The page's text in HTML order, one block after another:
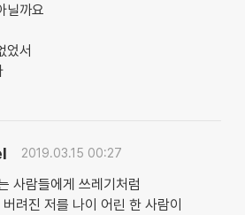
닐까요
었서
2019.03.15 00:27
사람들에게 쓰레기처럼
려진 저를 나이 어린 한 사람이